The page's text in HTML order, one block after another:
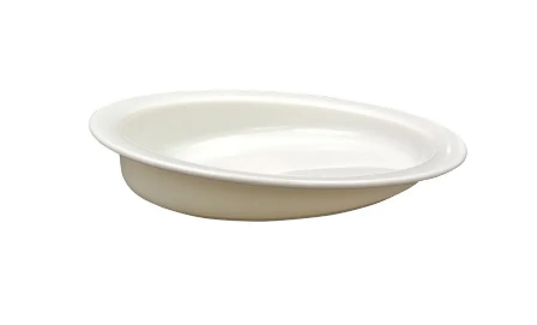
Sécurité